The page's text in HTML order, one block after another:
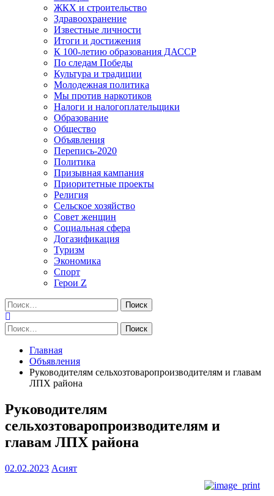
ЖКХ и строительство
Здравоохранение
Известные личности
Итоги и достижения
К 100-летию образования ДАССР
По следам Победы
Культура и традиции
Молодежная политика
Мы против наркотиков
Налоги и налогоплательщики
Образование
Общество
Объявления
Перепись-2020
Политика
Призывная кампания
Приоритетные проекты
Религия
Сельское хозяйство
Совет женщин
Социальная сфера
Догазификация
Туризм
Экономика
Спорт
Герои Z
Найти:
Найти:
Главная
Объявления
Руководителям сельхозтоваропроизводителям и главам
ЛПХ района
Руководителям
сельхозтоваропроизводителям и
главам ЛПХ района
02.02.2023 Асият